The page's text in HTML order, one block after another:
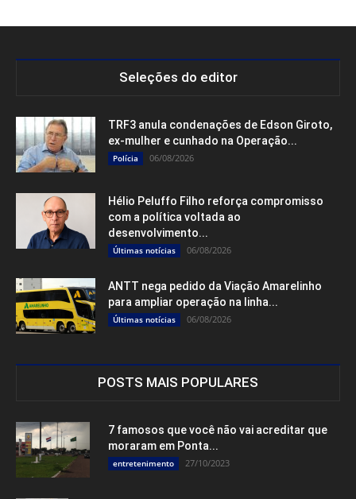
Seleções do editor
TRF3 anula condenações de Edson Giroto,
ex-mulher e cunhado na Operação...
Polícia 06/08/2026
Hélio Peluffo Filho reforça compromisso
com a política voltada ao
desenvolvimento...
Últimas notícias 06/08/2026
ANTT nega pedido da Viação Amarelinho
para ampliar operação na linha...
Últimas notícias 06/08/2026
POSTS MAIS POPULARES
7 famosos que você não vai acreditar que
moraram em Ponta...
entretenimento 27/10/2023